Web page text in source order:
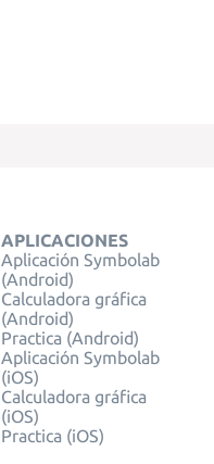
APLICACIONES
Aplicación Symbolab
(Android)
Calculadora gráfica
(Android)
Practica (Android)
Aplicación Symbolab
(iOS)
Calculadora gráfica
(iOS)
Practica (iOS)